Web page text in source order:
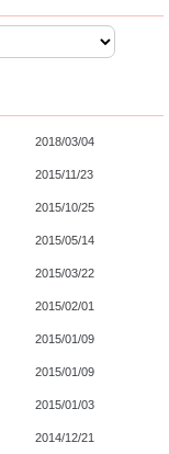
2018/03/04
2015/11/23
2015/10/25
2015/05/14
2015/03/22
2015/02/01
2015/01/09
2015/01/09
2015/01/03
2014/12/21